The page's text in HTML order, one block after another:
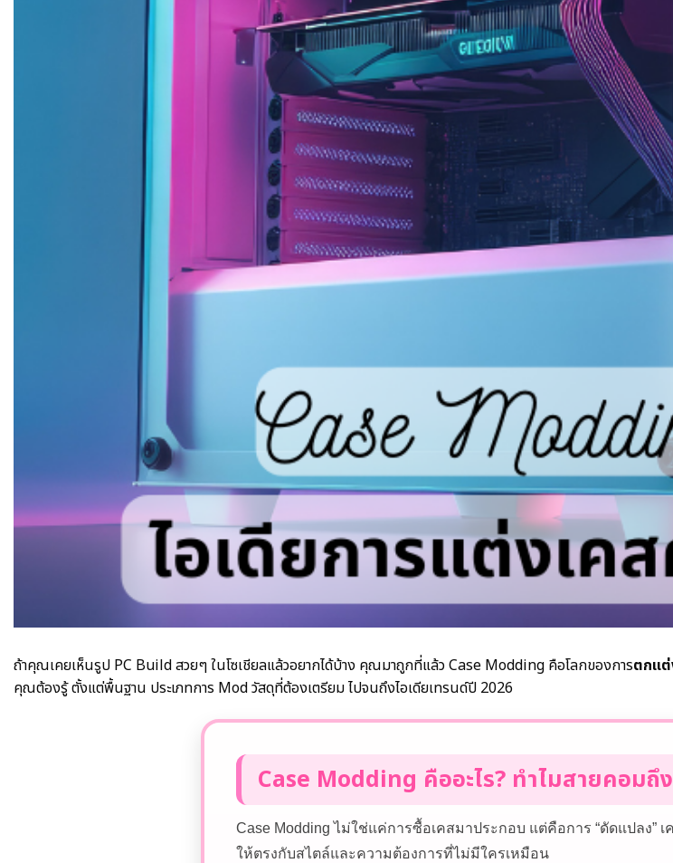
ถ้าคุณเคยเห็นรูป PC Build สวยๆ ในโซเชียลแล้วอยากได้บ้าง คุณมาถูกที่แล้ว Case Modding คือโลกของการตกแต่
คุณต้องรู้ ตั้งแต่พื้นฐาน ประเภทการ Mod วัสดุที่ต้องเตรียม ไปจนถึงไอเดียเทรนด์ปี 2026
Case Modding คืออะไร? ทำไมสายคอมถึ
Case Modding ไม่ใช่แค่การซื้อเคสมาประกอบ แต่คือการ “ดัดแปลง”
ให้ตรงกับสไตล์และความต้องการที่ไม่มีใครเหมือน